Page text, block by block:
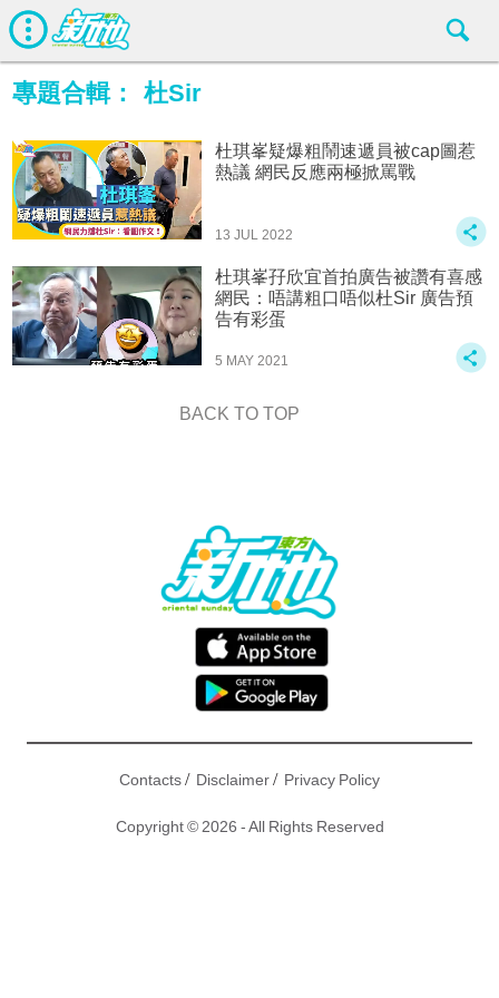
專題合輯： 杜Sir
杜琪峯疑爆粗鬧速遞員被cap圖惹
熱議 網民反應兩極掀罵戰
13 JUL 2022
杜琪峯孖欣宜首拍廣告被讚有喜感
網民：唔講粗口唔似杜Sir 廣告預
告有彩蛋
5 MAY 2021
BACK TO TOP
Contacts/ Disclaimer/ Privacy Policy
Copyright © 2026 - All Rights Reserved